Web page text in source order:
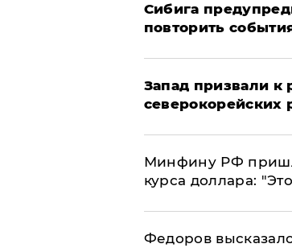
Сибига
повторить
Запад призвали к
северокорейских
Минфину РФ
курса доллара:
Федоров